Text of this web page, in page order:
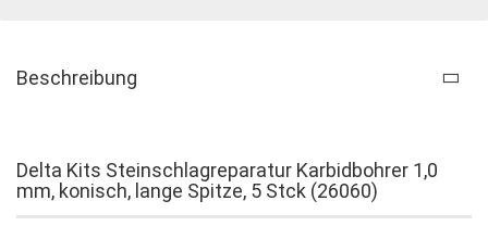
Beschreibung
Delta Kits Steinschlagreparatur Karbidbohrer 1,0
mm, konisch, lange Spitze, 5 Stck (26060)